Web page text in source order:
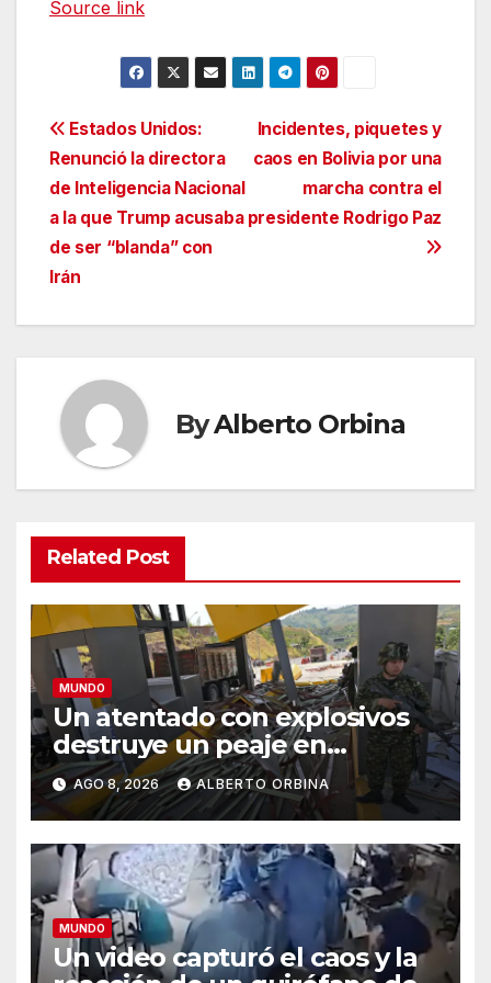
Source link
Navegación
de
entradas
Incidentes, piquetes y
caos en Bolivia por una
marcha contra el
presidente Rodrigo Paz
Estados Unidos:
Renunció la directora
de Inteligencia Nacional
a la que Trump acusaba
de ser “blanda” con
Irán
ByAlberto Orbina
Related Post
MUNDO
Un atentado con explosivos
destruye un peaje en
Colombia en el primer día del
gobierno de Abelardo De la
Espriella y tras el anuncio de
mano dura
AGO 8, 2026 ALBERTO ORBINA
MUNDO
Un video capturó el caos y la